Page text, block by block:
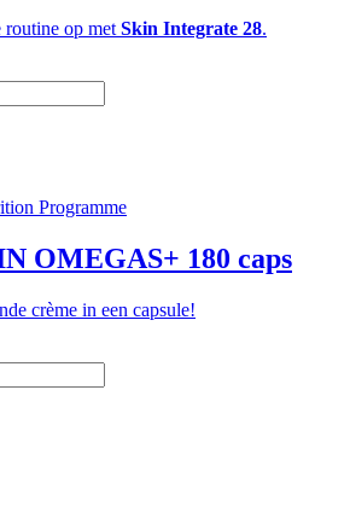
op met Skin Integrate 28.
Programme
OMEGAS+ 180 caps
crème in een capsule!